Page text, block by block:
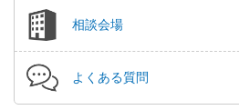
相談会場
よくある質問